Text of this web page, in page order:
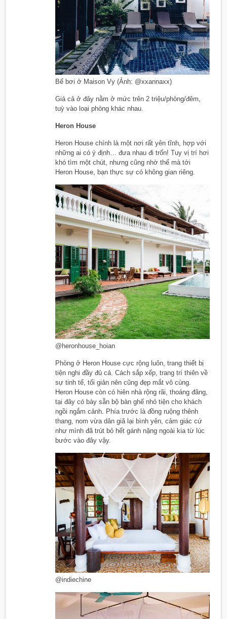
Bể bơi ở Maison Vy (Ảnh: @xxannaxx)
Giá cả ở đây nằm ở mức trên 2 triệu/phòng/đêm,
tuỳ vào loại phòng khác nhau.
Heron House
Heron House chính là một nơi rất yên tĩnh, hợp với
những ai có ý định… đưa nhau đi trốn! Tuy vị trí hơi
khó tìm một chút, nhưng cũng nhờ thế mà tới
Heron House, bạn thực sự có không gian riêng.
@heronhouse_hoian
Phòng ở Heron House cực rộng luôn, trang thiết bị
tiện nghi đầy đủ cả. Cách sắp xếp, trang trí thiên về
sự tinh tế, tối giản nên cũng đẹp mắt vô cùng.
Heron House còn có hiên nhà rộng rãi, thoáng đãng,
tại đây có bày sẵn bộ bàn ghế nhỏ tiện cho khách
ngồi ngắm cảnh. Phía trước là đồng ruộng thênh
thang, nom vừa dân giã lại bình yên, cảm giác cứ
như mình đã trút bỏ hết gánh nặng ngoài kia từ lúc
bước vào đây vậy.
@indiechine